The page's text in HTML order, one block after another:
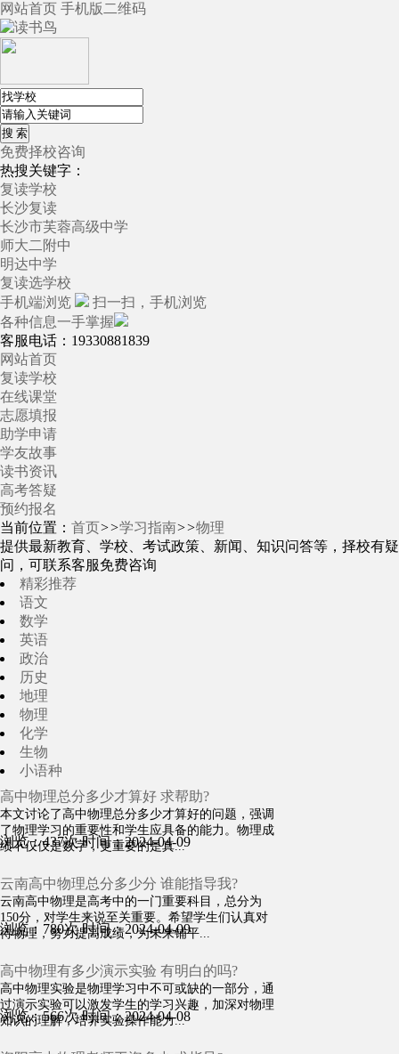
网站首页 手机版 二维码
免费择校咨询
热搜关键字：
复读学校
长沙复读
长沙市芙蓉高级中学
师大二附中
明达中学
复读选学校
手机端浏览
扫一扫，手机浏览
各种信息一手掌握
客服电话：19330881839
网站首页
复读学校
在线课堂
志愿填报
助学申请
学友故事
读书资讯
高考答疑
预约报名
当前位置： 首页>>学习指南>>物理
提供最新教育、学校、考试政策、新闻、知识问答等，择校有疑
问，可联系客服免费咨询
精彩推荐
语文
数学
英语
政治
历史
地理
物理
化学
生物
小语种
高中物理总分多少才算好 求帮助?
本文讨论了高中物理总分多少才算好的问题，强调
了物理学习的重要性和学生应具备的能力。物理成
绩不仅仅是数字，更重要的是真...
浏览：437次 时间：2024-04-09
云南高中物理总分多少分 谁能指导我?
云南高中物理是高考中的一门重要科目，总分为
150分，对学生来说至关重要。希望学生们认真对
待物理，努力提高成绩，为未来铺平...
浏览：780次 时间：2024-04-09
高中物理有多少演示实验 有明白的吗?
高中物理实验是物理学习中不可或缺的一部分，通
过演示实验可以激发学生的学习兴趣，加深对物理
知识的理解，培养实验操作能力...
浏览：566次 时间：2024-04-08